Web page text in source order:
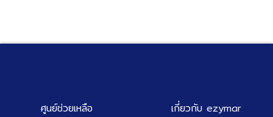
ศูนย์ช่วยเหลือ เกี่ยวกับ ezymar